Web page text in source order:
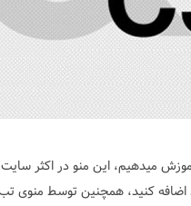
میدهیم، این منو در اکثر سایت
اضافه کنید، همچنین توسط